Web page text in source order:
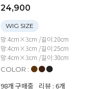
24,900
WIG SIZE
망:4cm×3cm /길이:20cm
망:4cm×3cm /길이:25cm
망:4cm×3cm /길이:30cm
COLOR : ● ● ●
98개 구매중 리뷰 : 6개